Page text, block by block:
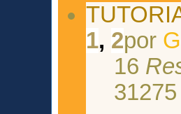
1, 2por
16
31275